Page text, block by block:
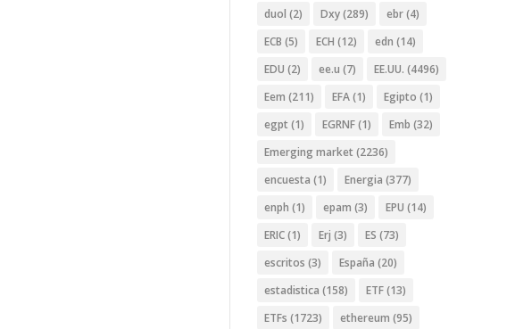
duol (2) Dxy(289) ebr(4)
ECB (5) ECH (12) edn (14)
EDU (2) ee.u (7) EE.UU. (4496)
Eem (211) EFA(1) Egipto (1)
egpt (1) EGRNF(1) Emb (32)
Emerging market (2236)
encuesta (1) Energia (377)
enph (1) epam (3) EPU (14)
ERIC(1) Erj (3) ES (73)
escritos (3) España (20)
estadistica (158) ETF(13)
ETFs (1723) ethereum (95)